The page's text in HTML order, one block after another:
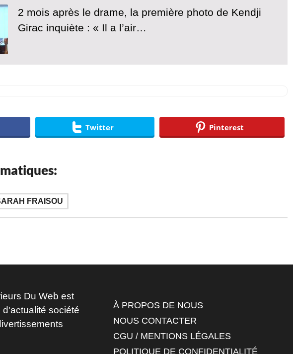
2 mois après le drame, la première photo de Kendji
Girac inquiète : « Il a l’air…
Twitter Pinterest
FRAISOU
Du Web est
d'actualité société
À PROPOS DE NOUS
NOUS CONTACTER
CGU / MENTIONS LÉGALES
POLITIQUE DE CONFIDENTIALITÉ